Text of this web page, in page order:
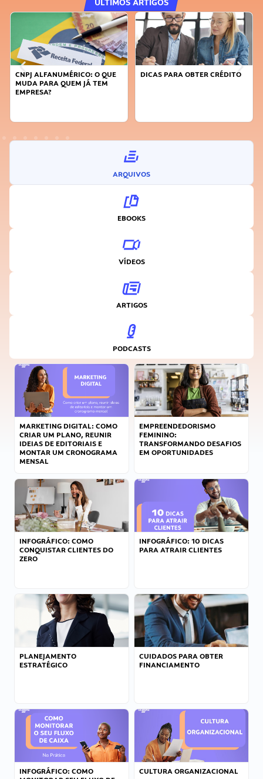
ÚLTIMOS ARTIGOS
DICAS PARA OBTER CRÉDITO
FAÇA A DIFERENÇA: SEJA
ARQUIVOS
EBOOKS
VÍDEOS
ARTIGOS
PODCASTS
MARKETING DIGITAL: COMO
CRIAR UM PLANO, REUNIR
IDEIAS DE EDITORIAIS E
MONTAR UM CRONOGRAMA
MENSAL
EMPREENDEDORISMO
FEMININO:
TRANSFORMANDO DESAFIOS
EM OPORTUNIDADES
INFOGRÁFICO: COMO
CONQUISTAR CLIENTES DO
ZERO
INFOGRÁFICO: 10 DICAS
PARA ATRAIR CLIENTES
PLANEJAMENTO
ESTRATÉGICO
CUIDADOS PARA OBTER
FINANCIAMENTO
INFOGRÁFICO: COMO
CULTURA ORGANIZACIONAL